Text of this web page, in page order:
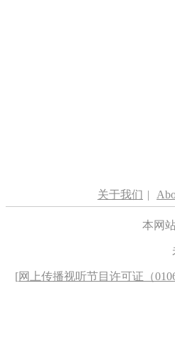
关于我们 |
本网
[网上传播视听节目许可证（